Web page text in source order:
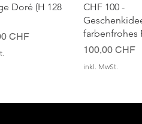
Doré (H 128
CHF
CHF 100 -
farbenfrohes
Preis
100,00 CHF
inkl. MwSt.